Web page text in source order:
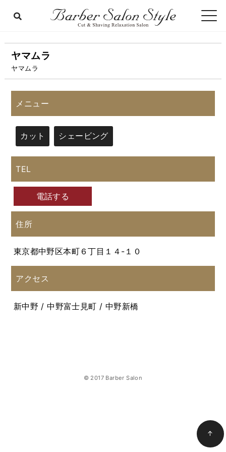
ヤマムラ
ヤマムラ
メニュー
カット シェービング
TEL
電話する
住所
東京都中野区本町６丁目１４-１０
アクセス
新中野 / 中野富士見町 / 中野新橋
© 2017 Barber Salon
↑